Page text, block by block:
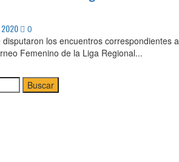
0
los encuentros correspondientes a
Femenino de la Liga Regional...